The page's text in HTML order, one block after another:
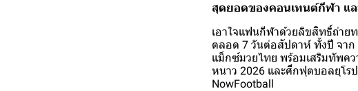
สุดยอดของคอนเทนต์กีฬา แ
เอาใจแฟนกีฬาด้วยลิขสิทธิ์ถ่าย
ตลอด 7 วันต่อสัปดาห์ ทั้งปี จาก
แม็กซ์มวยไทย พร้อมเสริมทัพค
หนาว 2026 และศึกฟุตบอลยุโร
NowFootball